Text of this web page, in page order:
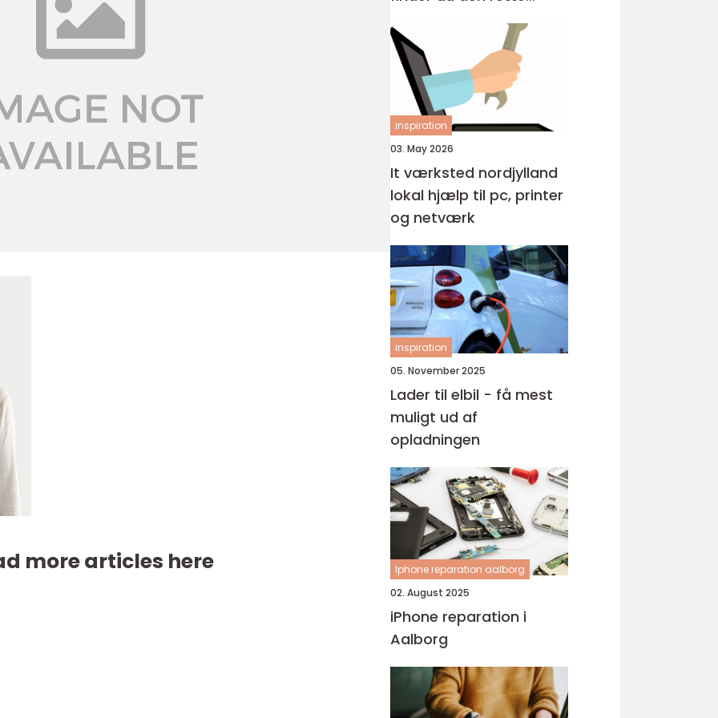
more articles here
inspiration
03. May 2026
It værksted nordjylland
lokal hjælp til pc, printer
og netværk
inspiration
05. November 2025
Lader til elbil - få mest
muligt ud af
opladningen
Iphone reparation aalborg
02. August 2025
iPhone reparation i
Aalborg